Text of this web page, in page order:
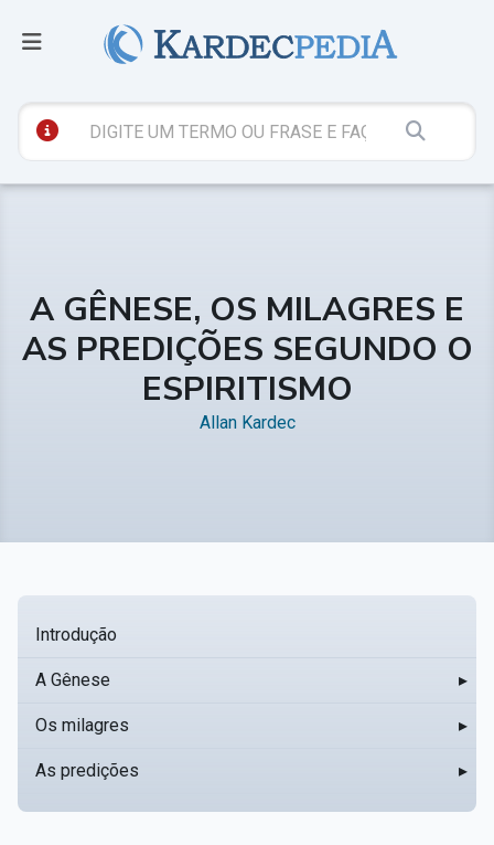
A GÊNESE, OS MILAGRES E
AS PREDIÇÕES SEGUNDO O
ESPIRITISMO
Allan Kardec
Introdução
A Gênese ▸
Os milagres ▸
As predições ▸